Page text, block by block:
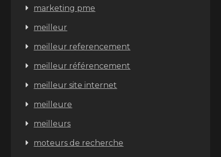
marketing pme
meilleur
meilleur referencement
meilleur référencement
meilleur site internet
meilleure
meilleurs
moteurs de recherche